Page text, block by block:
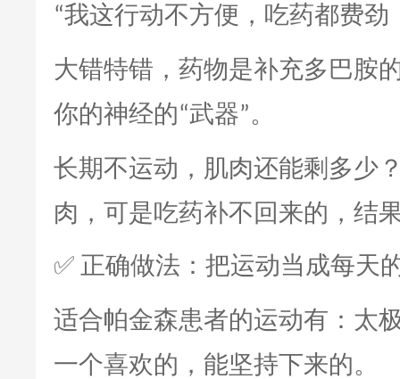
“我这行动不方便，吃药都费劲
大错特错，药物是补充多巴胺
你的神经的“武器”。
长期不运动，肌肉还能剩多少
肉，可是吃药补不回来的，结
✅ 正确做法：把运动当成每天
适合帕金森患者的运动有：太
一个喜欢的，能坚持下来的。